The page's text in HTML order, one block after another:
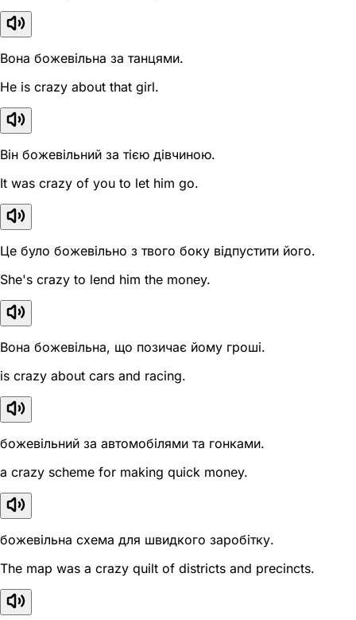
Вона божевільна за танцями.
He is crazy about that girl.
Він божевільний за тією дівчиною.
It was crazy of you to let him go.
Це було божевільно з твого боку відпустити його.
She's crazy to lend him the money.
Вона божевільна, що позичає йому гроші.
is crazy about cars and racing.
божевільний за автомобілями та гонками.
a crazy scheme for making quick money.
божевільна схема для швидкого заробітку.
The map was a crazy quilt of districts and precincts.